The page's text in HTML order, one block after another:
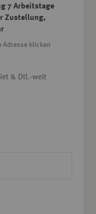
7 Arbeitstage
Zustellung,
Adresse klicken
& Dtl.-weit